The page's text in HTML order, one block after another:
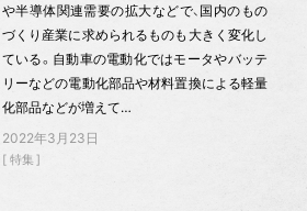
や半導体関連需要の拡大などで、国内のもの
づくり産業に求められるものも大きく変化し
ている。自動車の電動化ではモータやバッテ
リーなどの電動化部品や材料置換による軽量
化部品などが増えて…
2022年3月23日
特集